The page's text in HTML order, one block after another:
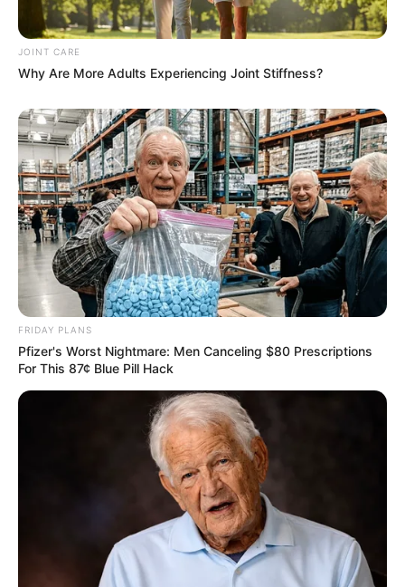
Men 45+ Are Trying This To Perform Better
MEDVI
This Trick Is For Men In Their 40's To Perform
JOINT CARE
Why Are More Adults Experiencing Joint Stiffness?
FRIDAY PLANS
Pfizer's Worst Nightmare: Men Canceling $80 Prescriptions
For This 87¢ Blue Pill Hack